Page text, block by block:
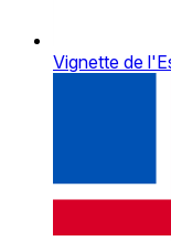
Vignette de